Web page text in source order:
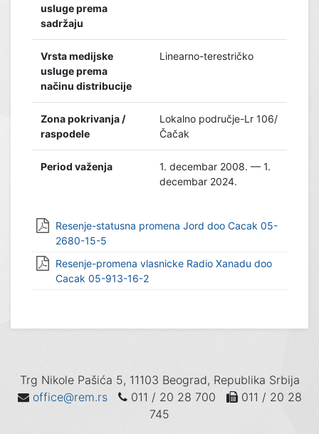
usluge prema
sadržaju
Vrsta medijske
usluge prema
načinu distribucije
Linearno-terestričko
Zona pokrivanja /
raspodele
Lokalno područje-Lr 106/
Čačak
Period važenja
1. decembar 2008. — 1.
decembar 2024.
Resenje-statusna promena Jord doo Cacak 05-
2680-15-5
Resenje-promena vlasnicke Radio Xanadu doo
Cacak 05-913-16-2
Trg Nikole Pašića 5, 11103 Beograd, Republika Srbija
office@rem.rs
011 / 20 28 700
011 / 20 28
745